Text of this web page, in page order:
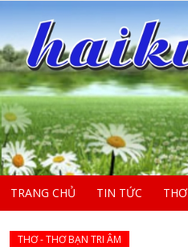
TRANG CHỦ TIN TỨC THƠ
THƠ - THƠ BẠN TRI ÂM